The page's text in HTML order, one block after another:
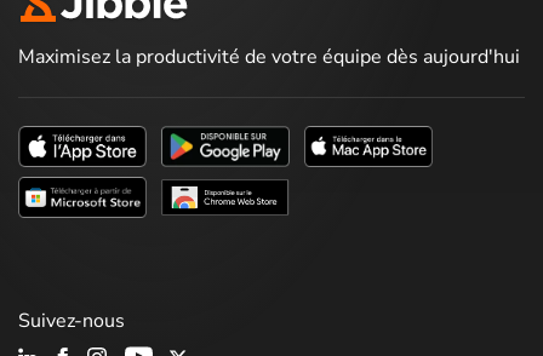
Maximisez la productivité de votre équipe dès aujourd'hui
Suivez-nous